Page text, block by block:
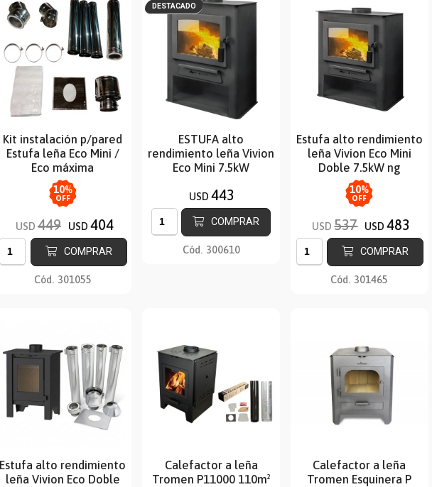
Kit instalación p/pared
Estufa leña Eco Mini /
Eco máxima
10%
OFF
USD 449 USD 404
COMPRAR
Cód. 301055
DESTACADO
ESTUFA alto
rendimiento leña Vivion
Eco Mini 7.5kW
USD 443
COMPRAR
Cód. 300610
Estufa alto rendimiento
leña Vivion Eco Mini
Doble 7.5kW ng
10%
OFF
USD 537 USD 483
COMPRAR
Cód. 301465
Estufa alto rendimiento
leña Vivion Eco Doble
Calefactor a leña
Tromen P11000 110m²
Calefactor a leña
Tromen Esquinera P